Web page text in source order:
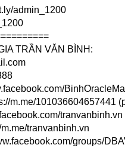
admin_1200
TRẦN VĂN BÌNH:
m.me/101036604657441
tranvanbinh.vn
m.me/tranvanbinh.vn
groups/